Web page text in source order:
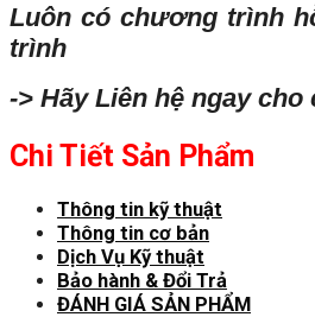
Luôn có chương trình
trình
-> Hãy Liên hệ ngay cho
Chi Tiết Sản Phẩm
Thông tin kỹ thuật
Thông tin cơ bản
Dịch Vụ Kỹ thuật
Bảo hành & Đổi Trả
ĐÁNH GIÁ SẢN PHẨM